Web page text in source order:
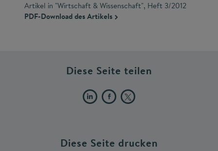
Artikel in "Wirtschaft & Wissenschaft", Heft 3/2012
PDF-Download des Artikels
Diese Seite teilen
Diese Seite drucken